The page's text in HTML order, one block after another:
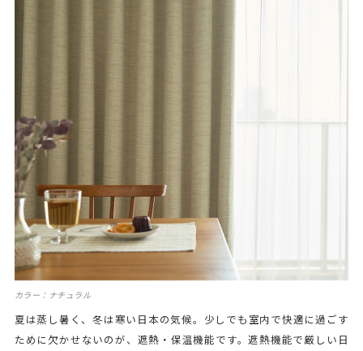
カラー：ナチュラル
夏は蒸し暑く、冬は寒い日本の気候。少しでも室内で快適に過ごす
ために欠かせないのが、遮熱・保温機能です。遮熱機能で厳しい日